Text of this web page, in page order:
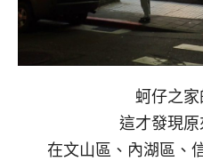
蚵仔之
這才發現
在文山區、內湖區、